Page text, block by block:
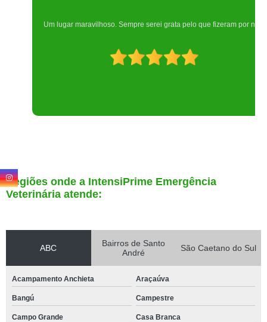
Um lugar maravilhoso. Sempre serei grata pelo que fizeram por nós!
Regiões onde a IntensiPrime Emergência
Veterinária atende:
ABC
Bairros de Santo
André
São Caetano do Sul
Acampamento Anchieta Araçaúva
Bangú Campestre
Campo Grande Casa Branca